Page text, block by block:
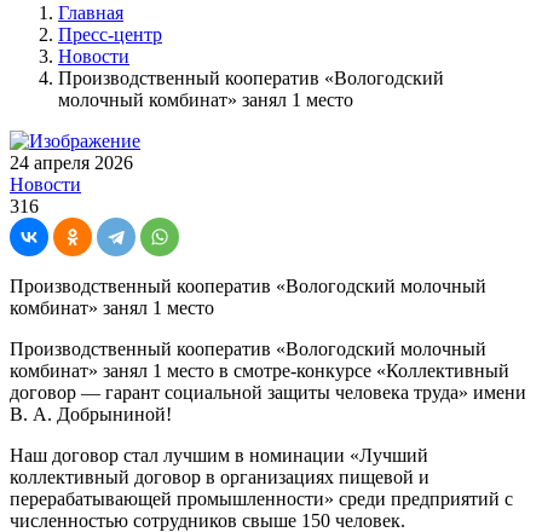
Главная
Пресс-центр
Новости
Производственный кооператив «Вологодский
молочный комбинат» занял 1 место
24 апреля 2026
Новости
316
Производственный кооператив «Вологодский молочный
комбинат» занял 1 место
Производственный кооператив «Вологодский молочный
комбинат» занял 1 место в смотре-конкурсе «Коллективный
договор — гарант социальной защиты человека труда» имени
В. А. Добрыниной!
Наш договор стал лучшим в номинации «Лучший
коллективный договор в организациях пищевой и
перерабатывающей промышленности» среди предприятий с
численностью сотрудников свыше 150 человек.